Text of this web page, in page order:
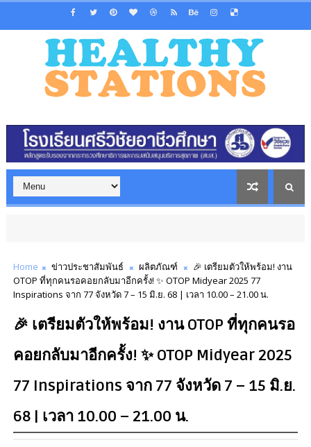
Home ข่าวประชาสัมพันธ์ ผลิตภัณฑ์
🎉 เตรียมตัวให้พร้อม! งาน
OTOP ที่ทุกคนรอคอยกลับมาอีกครั้ง! ✨ OTOP Midyear 2025 77
Inspirations จาก 77 จังหวัด 7 – 15 มิ.ย. 68 | เวลา 10.00 – 21.00 น.
🎉 เตรียมตัวให้พร้อม! งาน OTOP ที่ทุกคนรอ
คอยกลับมาอีกครั้ง! ✨ OTOP Midyear 2025
77 Inspirations จาก 77 จังหวัด 7 – 15 มิ.ย.
68 | เวลา 10.00 – 21.00 น.